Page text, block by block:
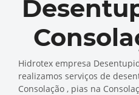
Hidrotex empresa
realizamos serviços de
Consolação , pias na